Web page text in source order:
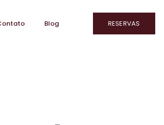
Blog RESERVAS